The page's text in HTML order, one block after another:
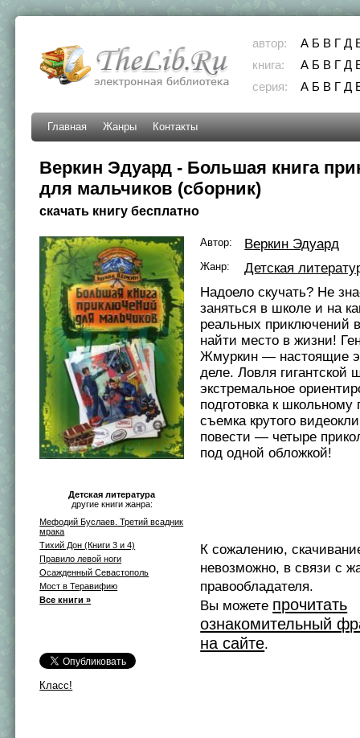
автор: А Б В Г Д
книга:
А Б В Г Д
серия:
А Б В Г Д
Главная Жанры Контакты
Веркин Эдуард - Большая книга
для мальчиков (сборник)
скачать книгу бесплатно
Детская литература
другие книги жанра:
Мефодий Буслаев. Третий всадник
мрака
Тихий Дон (Книги 3 и 4)
Правило левой ноги
Осажденный Севастополь
Мост в Теравифию
Все книги »
Класс!
Автор: Веркин Эдуард
Жанр:
Детская
Надоело скучать? Не
заняться в школе и на
реальных приключений
найти место в жизни!
Жмуркин — настоящие
деле. Ловля гигантской
экстремальное
подготовка к школьному
съемка крутого
повести — четыре
под одной обложкой!
К сожалению,
невозможно, в связи с
правообладателя.
Вы можете прочитать
ознакомительный
на сайте.